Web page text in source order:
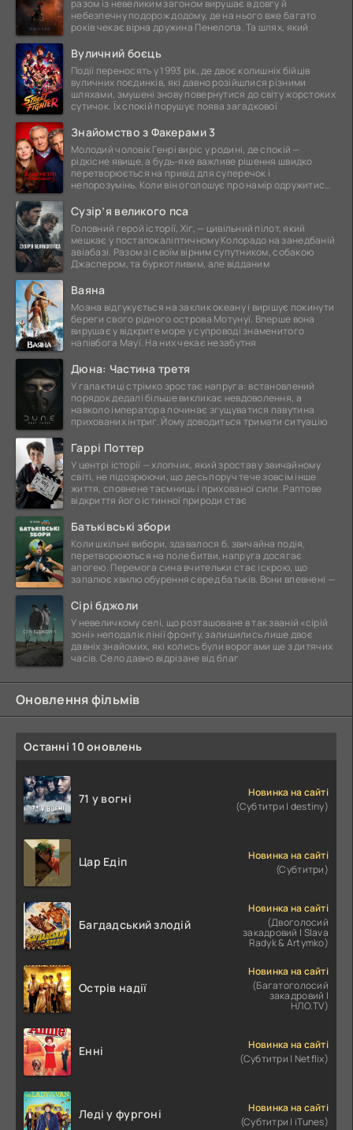
разом із невеликим загоном вирушає в довгу й
небезпечну подорож додому, де на нього вже багато
років чекає вірна дружина Пенелопа. Та шлях, який
Вуличний боєць
Події переносять у 1993 рік, де двоє колишніх бійців
вуличних поєдинків, які давно розійшлися різними
шляхами, змушені знову повернутися до світу жорстоких
сутичок. Їх спокій порушує поява загадкової
Знайомство з Факерами 3
Молодий чоловік Генрі виріс у родині, де спокій —
рідкісне явище, а будь-яке важливе рішення швидко
перетворюється на привід для суперечок і
непорозумінь. Коли він оголошує про намір одружитися,
Сузір’я великого пса
Головний герой історії, Хіг, — цивільний пілот, який
мешкає у постапокаліптичному Колорадо на занедбаній
авіабазі. Разом зі своїм вірним супутником, собакою
Джаспером, та буркотливим, але відданим
Ваяна
Моана відгукується на заклик океану і вирішує покинути
береги свого рідного острова Мотунуї. Вперше вона
вирушає у відкрите море у супроводі знаменитого
напівбога Мауї. На них чекає незабутня
Дюна: Частина третя
У галактиці стрімко зростає напруга: встановлений
порядок дедалі більше викликає невдоволення, а
навколо імператора починає згущуватися павутина
прихованих інтриг. Йому доводиться тримати ситуацію
Гаррі Поттер
У центрі історії — хлопчик, який зростав у звичайному
світі, не підозрюючи, що десь поруч тече зовсім інше
життя, сповнене таємниць і прихованої сили. Раптове
відкриття його істинної природи стає
Батьківські збори
Коли шкільні вибори, здавалося б, звичайна подія,
перетворюються на поле битви, напруга досягає
апогею. Перемога сина вчительки стає іскрою, що
запалює хвилю обурення серед батьків. Вони впевнені —
Сірі бджоли
У невеличкому селі, що розташоване в так званій «сірій
зоні» неподалік лінії фронту, залишились лише двоє
давніх знайомих, які колись були ворогами ще з дитячих
часів. Село давно відрізане від благ
Оновлення фільмів
Останні 10 оновлень
71 у вогні
Новинка на сайті
(Субтитри | destiny)
Цар Едіп
Новинка на сайті
(Субтитри)
Багдадський злодій
Новинка на сайті
(Двоголосий
закадровий | Slava
Radyk & Artymko)
Острів надії
Новинка на сайті
(Багатоголосий
закадровий |
НЛО.TV)
Енні
Новинка на сайті
(Субтитри | Netflix)
Леді у фургоні
Новинка на сайті
(Субтитри | iTunes)